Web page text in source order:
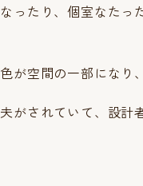
ったり、個室なたっ
空間の一部になり
がされていて、設計